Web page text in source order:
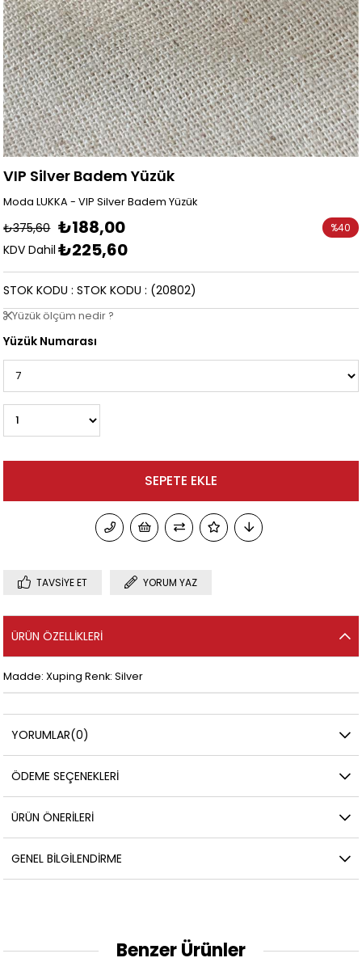
VIP Silver Badem Yüzük
Moda LUKKA - VIP Silver Badem Yüzük
₺375,60 ₺188,00
KDV Dahil ₺225,60
%40
(20802)
STOK KODU STOK KODU
Yüzük ölçüm nedir ?
Yüzük Numarası
TAVSIYE ET YORUM YAZ
ÜRÜN ÖZELLIKLERI
Madde: Xuping Renk: Silver
YORUMLAR(0)
ÖDEME SEÇENEKLERI
ÜRÜN ÖNERILERI
GENEL BILGILENDIRME
Benzer Ürünler